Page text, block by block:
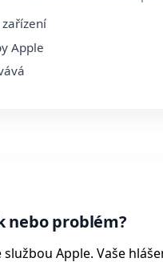
Apple
nebo problém?
službou Apple. Vaše